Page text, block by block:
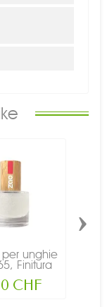
per unghie
Finitura
CHF
›